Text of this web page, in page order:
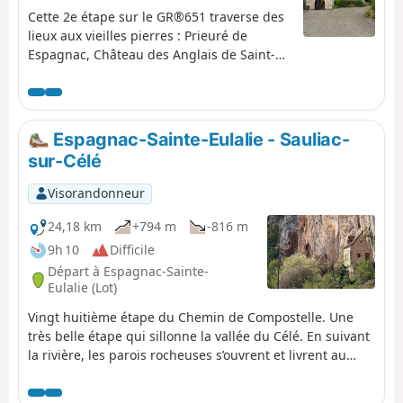
alignement de maisons typiques des
petits paysans d’autrefois.
Cette 2e étape sur le GR®651 traverse des
lieux aux vieilles pierres : Prieuré de
Espagnac, Château des Anglais de Saint-
Marcilhac. C'est aussi l'opportunité de vues
magnifiques sur la vallée du Célé à partir
du sentier en balcon sur le plateau. Une
étape qui permet aussi de découvrir le
causse et son maillage de murets de
pierres, témoins d'une activité agricole
intense dans le passé.
Espagnac-Sainte-Eulalie - Sauliac-
sur-Célé
Visorandonneur
24,18 km
+794 m
-816 m
9h 10
Difficile
Départ à Espagnac-Sainte-
Eulalie (Lot)
Vingt huitième étape du Chemin de Compostelle. Une
très belle étape qui sillonne la vallée du Célé. En suivant
la rivière, les parois rocheuses s’ouvrent et livrent au
maisons troglodytes et leurs moulins. La Vallée du Célé